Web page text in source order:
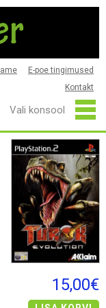
E-poe tingimused
Kontakt
15,00€